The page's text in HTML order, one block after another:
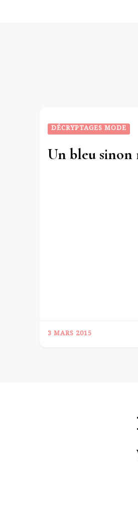
DÉCRYPTAGES MODE
Un bleu sinon
3 MARS 2015